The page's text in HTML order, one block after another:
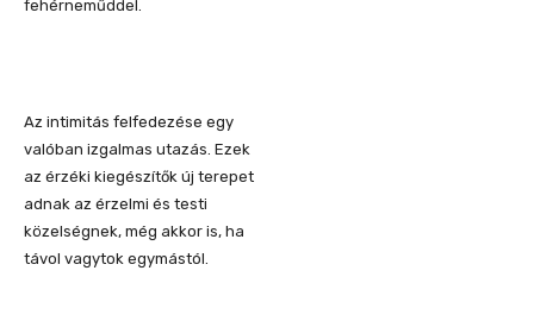
fehérneműddel.
Az intimitás felfedezése egy
valóban izgalmas utazás. Ezek
az érzéki kiegészítők új terepet
adnak az érzelmi és testi
közelségnek, még akkor is, ha
távol vagytok egymástól.